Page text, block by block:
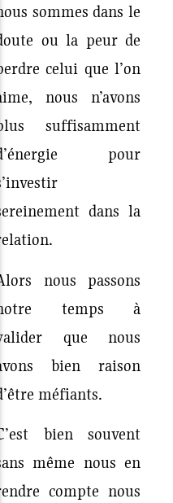
sommes dans le
ou la peur de
celui que l’on
nous n’avons
suffisamment
pour
dans la
nous passons
temps à
que nous
bien raison
méfiants.
bien souvent
même nous en
compte nous